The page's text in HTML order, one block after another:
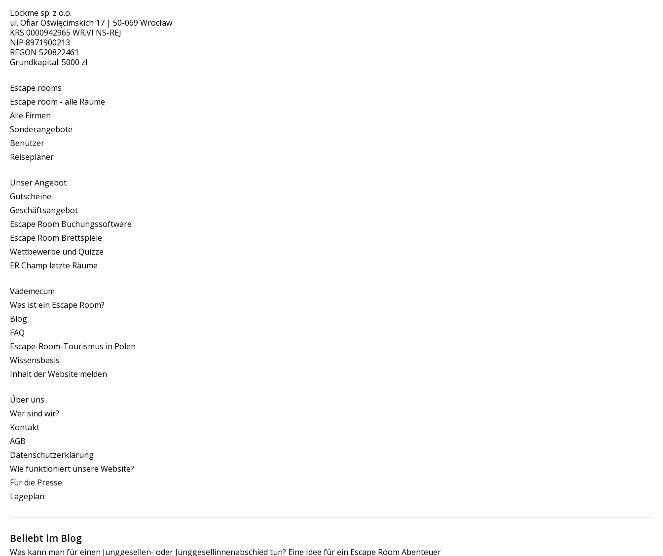
Lockme sp. z o.o.
ul. Ofiar Oświęcimskich 17 | 50-069 Wrocław
KRS 0000942965 WR.VI NS-REJ
NIP 8971900213
REGON 520822461
Grundkapital: 5000 zł
Escape rooms
Escape room - alle Räume
Alle Firmen
Sonderangebote
Benutzer
Reiseplaner
Unser Angebot
Gutscheine
Geschäftsangebot
Escape Room Buchungssoftware
Escape Room Brettspiele
Wettbewerbe und Quizze
ER Champ letzte Räume
Vademecum
Was ist ein Escape Room?
Blog
FAQ
Escape-Room-Tourismus in Polen
Wissensbasis
Inhalt der Website melden
Über uns
Wer sind wir?
Kontakt
AGB
Datenschutzerklärung
Wie funktioniert unsere Website?
Für die Presse
Lageplan
Beliebt im Blog
Was kann man für einen Junggesellen- oder Junggesellinnenabschied tun? Eine Idee für ein Escape Room Abenteuer